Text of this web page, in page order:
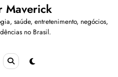
Maverick
saúde, entretenimento, negócios,
no Brasil.